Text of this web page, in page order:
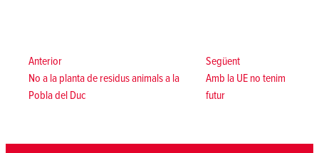
d'entradesAnteriorAnterior:
No a la planta de residus animals a la
Pobla del Duc
SegüentSegüent:
Amb la UE no tenim
futur